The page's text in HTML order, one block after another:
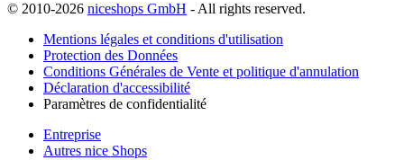
© 2010-2026 niceshops GmbH - All rights reserved.
Mentions légales et conditions d'utilisation
Protection des Données
Conditions Générales de Vente et politique d'annulation
Déclaration d'accessibilité
Paramètres de confidentialité
Entreprise
Autres nice Shops